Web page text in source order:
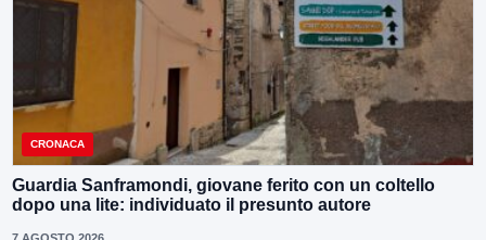
CRONACA
Guardia Sanframondi, giovane ferito con un coltello
dopo una lite: individuato il presunto autore